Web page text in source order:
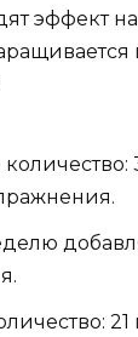
эффект
21